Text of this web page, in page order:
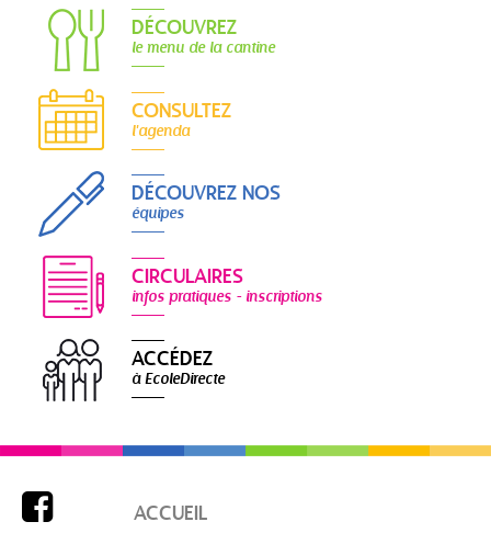
DÉCOUVREZ
le menu de la cantine
CONSULTEZ
l'agenda
DÉCOUVREZ NOS
équipes
CIRCULAIRES
infos pratiques - inscriptions
ACCÉDEZ
à EcoleDirecte
 ACCUEIL